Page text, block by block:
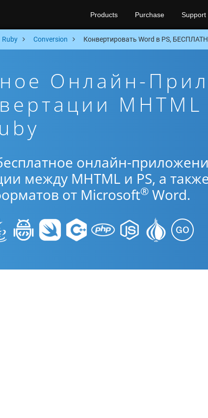
Products Purchase Support
Ruby Conversion Конвертировать Word в PS,
Онлайн-
MHTML
онлайн-
между MHTML и PS, а
от Microsoft® Word.